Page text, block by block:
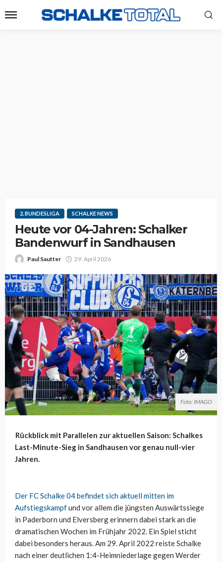
2. BUNDESLIGA SCHALKE NEWS
Heute vor 04-Jahren: Schalker
Bandenwurf in Sandhausen
Paul Sautter 29. April 2026
Foto: IMAGO
Rückblick mit Parallelen zur aktuellen Saison: Schalkes
Last-Minute-Sieg in Sandhausen vor genau null-vier
Jahren.
Der FC Schalke 04 befindet sich aktuell mitten im
Aufstiegskampfund vor allem die jüngsten Auswärtssiege
in Paderborn und Elversberg erinnern dabei stark an die
dramatischen Wochen im Frühjahr 2022. Ein Spiel sticht
dabei besonders heraus. Am 29. April 2022 reiste Schalke
nach einer deutlichen 1:4-Heimniederlage gegen Werder